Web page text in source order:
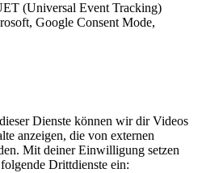
(Universal Event Tracking)
Google Consent Mode,
Dienste können wir dir Videos
anzeigen, die von externen
Mit deiner Einwilligung setzen
Drittdienste ein: